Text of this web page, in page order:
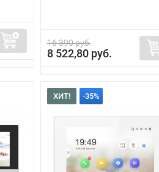
16 390 руб.
8 522,80 руб.
ХИТ! -35%